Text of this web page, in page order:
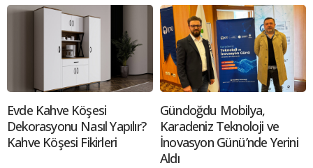
Evde Kahve Köşesi
Dekorasyonu Nasıl Yapılır?
Kahve Köşesi Fikirleri
evde kahve köşesi dolabı, kahve
Gündoğdu Mobilya,
Karadeniz Teknoloji ve
İnovasyon Günü’nde Yerini
Aldı